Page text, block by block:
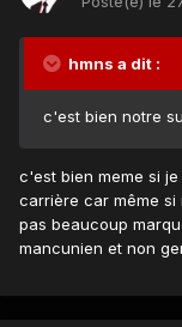
hmns a dit :
c'est bien notre
c'est bien meme si
carrière car même si
pas beaucoup
mancunien et non